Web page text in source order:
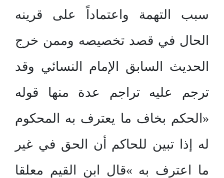
سبب التهمة واعتماداً على قرينه
الحال في قصد تخصيصه وممن خرج
الحديث السابق الإمام النسائي وقد
ترجم عليه تراجم عدة منها قوله
«الحكم بخاف ما يعترف به المحكوم
له إذا تبين للحاكم أن الحق في غير
ما اعترف به »قال ابن القيم معلقا